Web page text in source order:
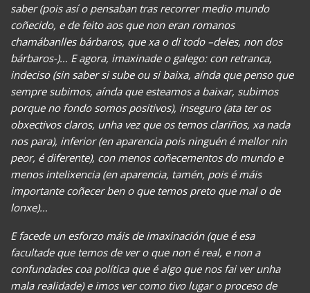
saber (pois así o pensaban tras recorrer medio mundo
coñecido, e de feito aos que non eran romanos
chamábanlles bárbaros, que xa o di todo –deles, non dos
bárbaros-)… E agora, imaxinade o galego: con retranca,
indeciso (sin saber si sube ou si baixa, aínda que penso que
sempre subimos, aínda que esteamos a baixar, subimos
porque no fondo somos positivos), inseguro (ata ter os
obxectivos claros, unha vez que os temos clariños, xa nada
nos para), inferior (en aparencia pois ninguén é mellor nin
peor, é diferente), con menos coñecementos do mundo e
menos intelixencia (en aparencia, tamén, pois é máis
importante coñecer ben o que temos preto que mal o de
lonxe)…
E facede un esforzo máis de imaxinación (que é esa
facultade que temos de ver o que non é real, e non a
confundades coa política que é algo que nos fai ver unha
mala realidade) e imos ver como tivo lugar o proceso de